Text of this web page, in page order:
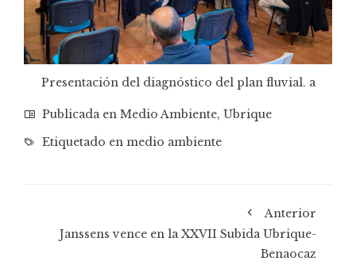
Presentación del diagnóstico del plan fluvial. a
Publicada en Medio Ambiente, Ubrique
Etiquetado en medio ambiente
Anterior
Janssens vence en la XXVII Subida Ubrique-
Benaocaz